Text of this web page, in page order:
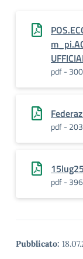
pdf -
pdf -
pdf -
Pubblicato: